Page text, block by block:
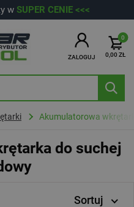
w SUPER CENIE <<<
ZALOGUJ
0
0,00 ZŁ
Akumulatorowa
do suchej
Sortuj